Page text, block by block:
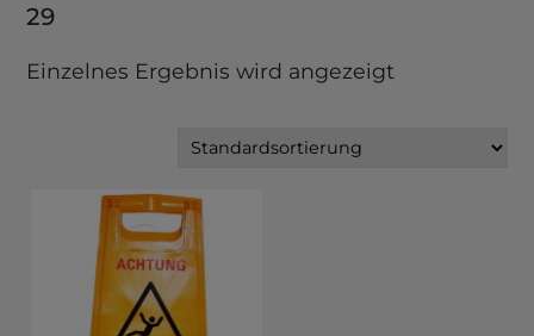
29
Einzelnes Ergebnis wird angezeigt